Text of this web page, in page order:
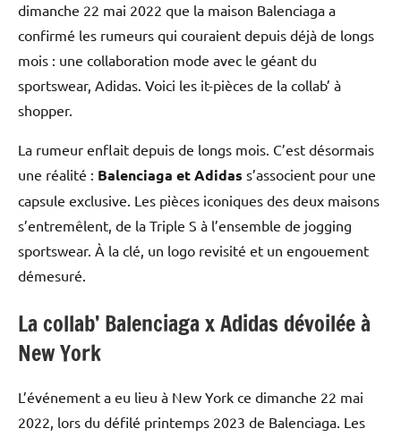
dimanche 22 mai 2022 que la maison Balenciaga a
confirmé les rumeurs qui couraient depuis déjà de longs
mois : une collaboration mode avec le géant du
sportswear, Adidas. Voici les it-pièces de la collab’ à
shopper.
La rumeur enflait depuis de longs mois. C’est désormais
une réalité : Balenciaga et Adidas s’associent pour une
capsule exclusive. Les pièces iconiques des deux maisons
s’entremêlent, de la Triple S à l’ensemble de jogging
sportswear. À la clé, un logo revisité et un engouement
démesuré.
La collab’ Balenciaga x Adidas dévoilée à
New York
L’événement a eu lieu à New York ce dimanche 22 mai
2022, lors du défilé printemps 2023 de Balenciaga. Les